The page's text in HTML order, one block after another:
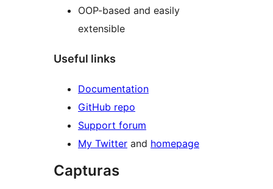
OOP-based and easily
extensible
Useful links
Documentation
GitHub repo
Support forum
My Twitter and homepage
Capturas